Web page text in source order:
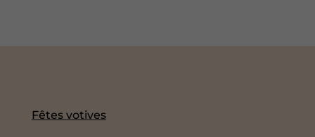
Fêtes votives